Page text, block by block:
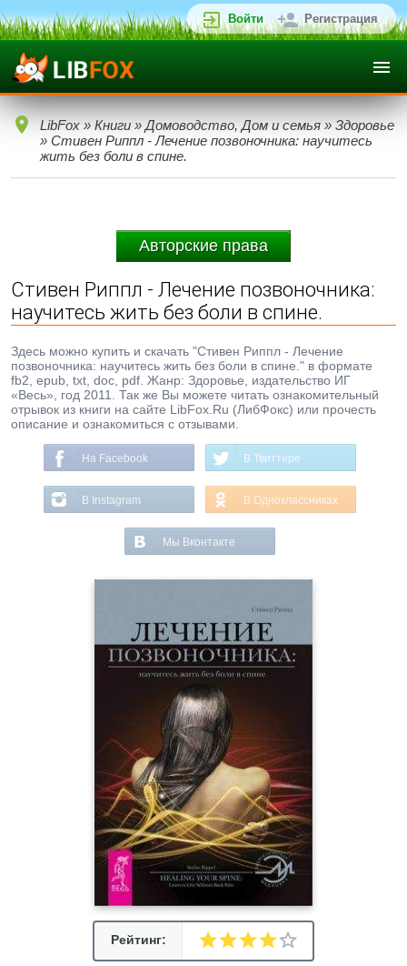
Войти Регистрация
LibFox » Книги » Домоводство, Дом и семья » Здоровье
» Стивен Риппл - Лечение позвоночника: научитесь
жить без боли в спине.
Авторские права
Стивен Риппл - Лечение позвоночника:
научитесь жить без боли в спине.
Здесь можно купить и скачать "Стивен Риппл - Лечение
позвоночника: научитесь жить без боли в спине." в формате
fb2, epub, txt, doc, pdf. Жанр: Здоровье, издательство ИГ
«Весь», год 2011. Так же Вы можете читать ознакомительный
отрывок из книги на сайте LibFox.Ru (ЛибФокс) или прочесть
описание и ознакомиться с отзывами.
На Facebook В Твиттере
В Instagram В Одноклассниках
Мы Вконтакте
Рейтинг: